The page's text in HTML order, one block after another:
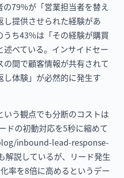
79%が「営業担当者を替え
提供させられた経験があ
ち43%は「その経験が購買
べている。インサイドセー
間で顧客情報が共有されて
体験」が必然的に発生す
う観点でも分断のコストは
ドの初動対応を5秒に縮めて
inbound-lead-response-
説しているが、リード発生
率を8倍に高めるというデー